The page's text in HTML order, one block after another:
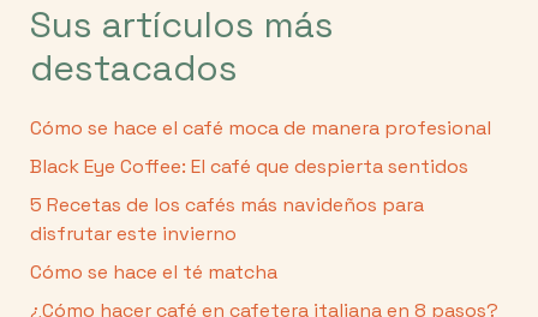
Sus artículos más
destacados
Cómo se hace el café moca de manera profesional
Black Eye Coffee: El café que despierta sentidos
5 Recetas de los cafés más navideños para
disfrutar este invierno
Cómo se hace el té matcha
¿Cómo hacer café en cafetera italiana en 8 pasos?